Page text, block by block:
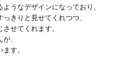
うなデザインになっており、
きりと見せてくれつつ、
せてくれます。
、
す。